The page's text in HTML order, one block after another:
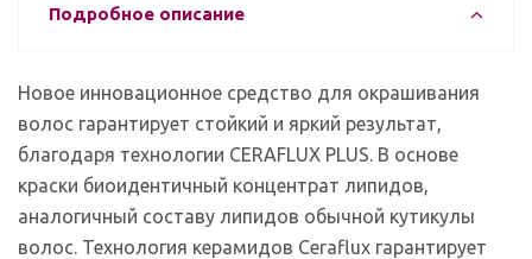
Подробное описание
Новое инновационное средство для окрашивания
волос гарантирует стойкий и яркий результат,
благодаря технологии CERAFLUX PLUS. В основе
краски биоидентичный концентрат липидов,
аналогичный составу липидов обычной кутикулы
волос. Технология керамидов Ceraflux гарантирует